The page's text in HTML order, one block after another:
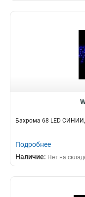
Бахрома 68 LED
Подробнее
Наличие: Нет на